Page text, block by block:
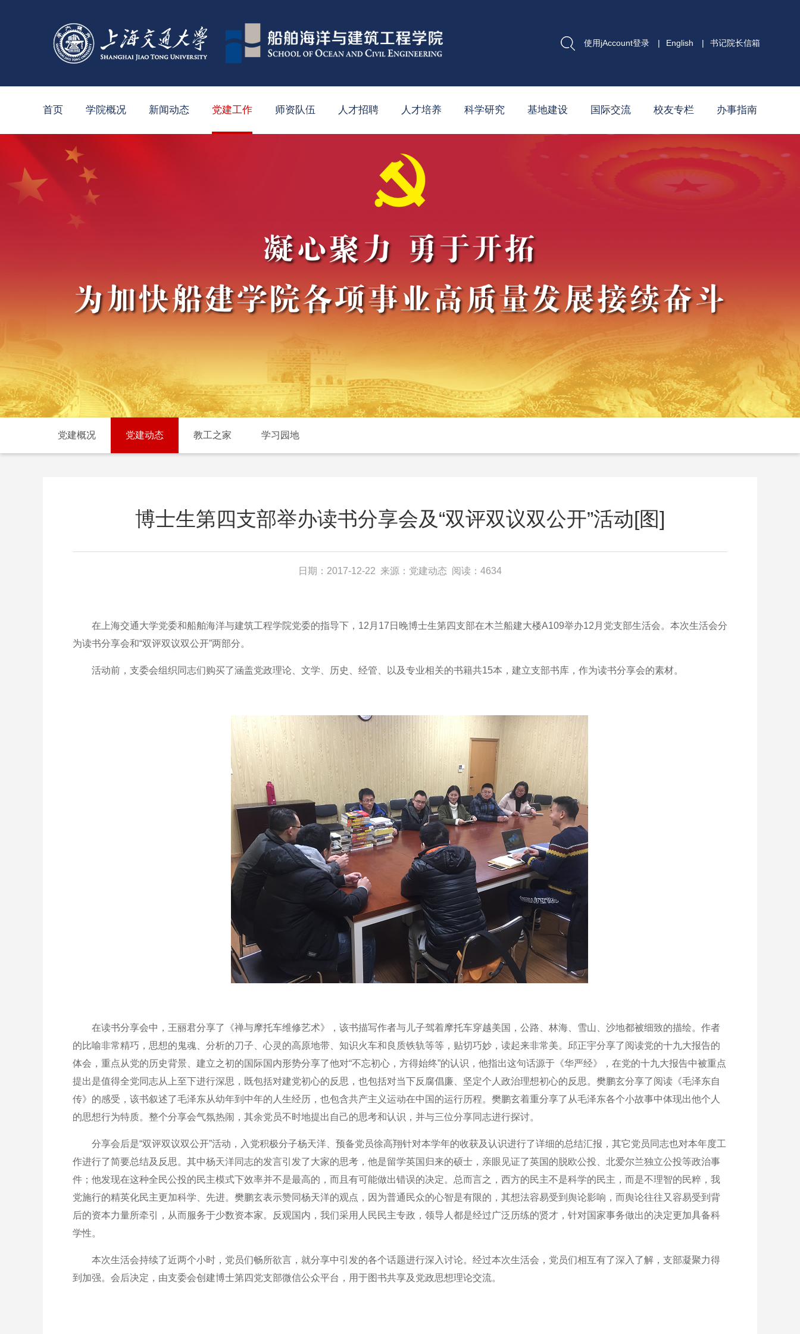
使用jAccount登录 | English | 书记院长信箱
首页 学院概况 新闻动态 党建工作 师资队伍 人才招聘 人才培养 科学研究 基地建设 国际交流 校友专栏 办事指南
党建概况 党建动态 教工之家 学习园地
博士生第四支部举办读书分享会及“双评双议双公开”活动[图]
日期：2017-12-22 来源：党建动态 阅读：4634
在上海交通大学党委和船舶海洋与建筑工程学院党委的指导下，12月17日晚博士生第四支部在木兰船建大楼A109举办12月党支部生活会。本次生活会分
为读书分享会和“双评双议双公开”两部分。
活动前，支委会组织同志们购买了涵盖党政理论、文学、历史、经管、以及专业相关的书籍共15本，建立支部书库，作为读书分享会的素材。
在读书分享会中，王丽君分享了《禅与摩托车维修艺术》，该书描写作者与儿子驾着摩托车穿越美国，公路、林海、雪山、沙地都被细致的描绘。作者
的比喻非常精巧，思想的鬼魂、分析的刀子、心灵的高原地带、知识火车和良质铁轨等等，贴切巧妙，读起来非常美。邱正宇分享了阅读党的十九大报告的
体会，重点从党的历史背景、建立之初的国际国内形势分享了他对“不忘初心，方得始终”的认识，他指出这句话源于《华严经》，在党的十九大报告中被重点
提出是值得全党同志从上至下进行深思，既包括对建党初心的反思，也包括对当下反腐倡廉、坚定个人政治理想初心的反思。樊鹏玄分享了阅读《毛泽东自
传》的感受，该书叙述了毛泽东从幼年到中年的人生经历，也包含共产主义运动在中国的运行历程。樊鹏玄着重分享了从毛泽东各个小故事中体现出他个人
的思想行为特质。整个分享会气氛热闹，其余党员不时地提出自己的思考和认识，并与三位分享同志进行探讨。
分享会后是“双评双议双公开”活动，入党积极分子杨天洋、预备党员徐高翔针对本学年的收获及认识进行了详细的总结汇报，其它党员同志也对本年度工
作进行了简要总结及反思。其中杨天洋同志的发言引发了大家的思考，他是留学英国归来的硕士，亲眼见证了英国的脱欧公投、北爱尔兰独立公投等政治事
件；他发现在这种全民公投的民主模式下效率并不是最高的，而且有可能做出错误的决定。总而言之，西方的民主不是科学的民主，而是不理智的民粹，我
党施行的精英化民主更加科学、先进。樊鹏玄表示赞同杨天洋的观点，因为普通民众的心智是有限的，其想法容易受到舆论影响，而舆论往往又容易受到背
后的资本力量所牵引，从而服务于少数资本家。反观国内，我们采用人民民主专政，领导人都是经过广泛历练的贤才，针对国家事务做出的决定更加具备科
学性。
本次生活会持续了近两个小时，党员们畅所欲言，就分享中引发的各个话题进行深入讨论。经过本次生活会，党员们相互有了深入了解，支部凝聚力得
到加强。会后决定，由支委会创建博士第四党支部微信公众平台，用于图书共享及党政思想理论交流。